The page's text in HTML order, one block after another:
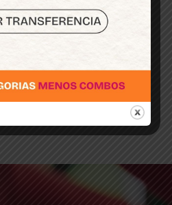
que disfruten creando
prendas.
llevás dentro y
paso del proceso.